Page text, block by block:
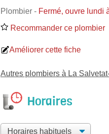
Plombier - Fermé, ouvre lundi
Recommander ce plombier
Améliorer cette fiche
Autres plombiers à La
Horaires